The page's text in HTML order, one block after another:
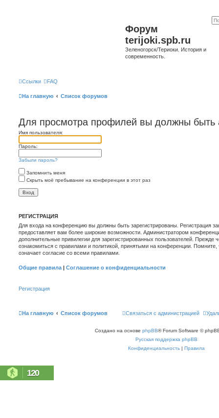
Форум
terijoki.spb.ru
Зеленогорск/Териоки. История и
современность.
Ссылки FAQ
На главную Список форумов
Для просмотра профилей вы должны быть
Имя пользователя:
Пароль:
Забыли пароль?
Запомнить меня
Скрыть моё пребывание на конференции в этот раз
РЕГИСТРАЦИЯ
Для входа на конференцию вы должны быть зарегистрированы. Регистрация
предоставляет вам более широкие возможности. Администратором
дополнительные привилегии для зарегистрированных пользователей. Прежде
ознакомиться с правилами и политикой, принятыми на конференции.
означает согласие со всеми правилами.
Общие правила | Соглашение о конфиденциальности
Регистрация
На главную Список форумов Связаться с администрацией
Создано на основе phpBB® Forum Software ©
Русская поддержка phpBB
Конфиденциальность | Правила
120